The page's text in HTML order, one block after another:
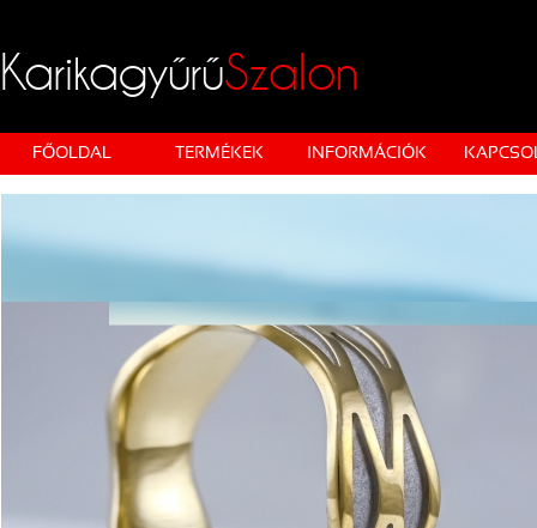
KarikagyűrűSzalon
FŐOLDAL TERMÉKEK INFORMÁCIÓK